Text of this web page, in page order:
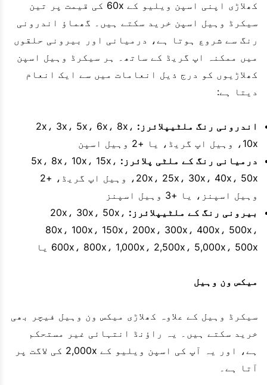
کھلاڑی اپنی اسپن ویلیو کے 60x کی قیمت پر تین
سیکرڈ وہیل اسپن خرید سکتے ہیں۔ گھماؤ اندرونی
رنگ سے شروع ہوتا ہے، درمیانی اور بیرونی حلقوں
میں ممکنہ اپ گریڈ کے ساتھ۔ ہر سیکرڈ وہیل اسپن
کھلاڑیوں کو درج ذیل انعامات میں سے ایک انعام
دیتا ہے:
اندرونی رنگ ملٹیپلائرز: 2x، 3x، 5x، 6x، 8x،
10x، وہیل اپ گریڈ، یا +2 وہیل اسپن
درمیانی رنگ کے ملٹی پلائرز: 5x، 8x، 10x، 15x،
20x، 25x، 30x، 40x، 50x، وہیل اپ گریڈ، +2
وہیل اسپنز، یا +3 وہیل اسپنز
بیرونی رنگ کے ملٹیپلائرز: 20x، 30x، 50x،
80x، 100x، 150x، 200x، 300x، 400x، 500x،
600x، 800x، 1,000x، 2,500x، 5,000x، 500x یا
میکس ون وہیل
سیکرڈ وہیل کے علاوہ کھلاڑی میکس ون وہیل فیچر بھی
خرید سکتے ہیں۔ یہ راؤنڈ انتہائی غیر مستحکم
ہے، اور یہ آپ کی اسپن ویلیو کے 2,000x کی لاگت پر
آتا ہے۔